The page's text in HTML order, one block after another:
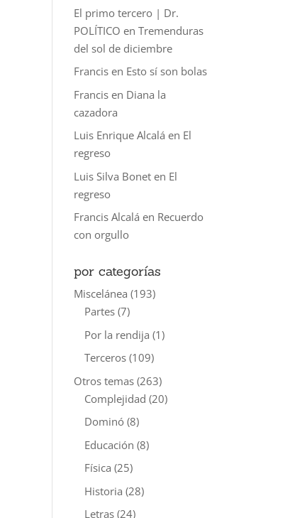
El primo tercero | Dr.
POLÍTICO enTremenduras
del sol de diciembre
Francis en Esto sí son bolas
Francis en Diana la
cazadora
Luis Enrique Alcalá en El
regreso
Luis Silva Bonet en El
regreso
Francis Alcalá en Recuerdo
con orgullo
por categorías
Miscelánea (193)
Partes (7)
Por la rendija (1)
Terceros (109)
Otros temas (263)
Complejidad (20)
Dominó (8)
Educación (8)
Física (25)
Historia (28)
Letras (24)